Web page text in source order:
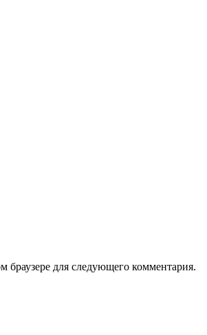
браузере для следующего комментария.